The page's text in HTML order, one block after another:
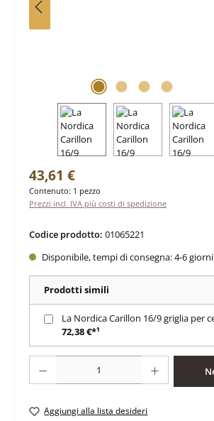
Prezzo normale:
43,61 €
Contenuto: 1 pezzo
Prezzi incl. IVA più costi di spedizione
Codice prodotto: 01065221
Disponibile, tempi di consegna: 4-6 giorni
Prodotti simili
La Nordica Carillon 16/9 griglia per
72,38 €*¹
Aggiungi alla lista desideri